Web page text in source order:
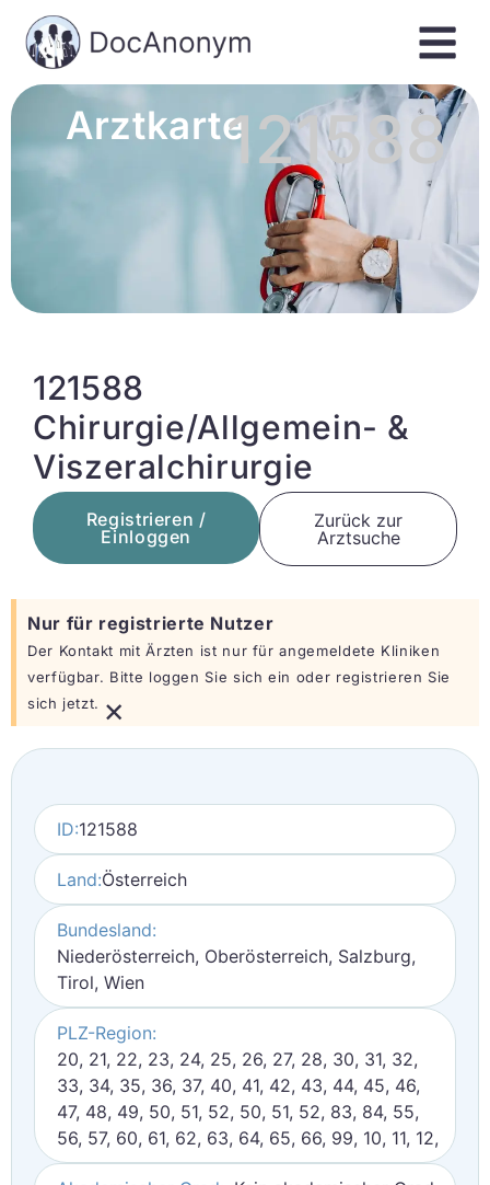
Arztkarte121588
121588
Chirurgie/Allgemein- &
Viszeralchirurgie
Registrieren /
Einloggen
Zurück zur
Arztsuche
Nur für registrierte Nutzer
Der Kontakt mit Ärzten ist nur für angemeldete Kliniken
verfügbar. Bitte loggen Sie sich ein oder registrieren Sie
sich jetzt. ×
ID:121588
Land:Österreich
Bundesland:
Niederösterreich, Oberösterreich, Salzburg,
Tirol, Wien
PLZ-Region:
20, 21, 22, 23, 24, 25, 26, 27, 28, 30, 31, 32,
33, 34, 35, 36, 37, 40, 41, 42, 43, 44, 45, 46,
47, 48, 49, 50, 51, 52, 50, 51, 52, 83, 84, 55,
56, 57, 60, 61, 62, 63, 64, 65, 66, 99, 10, 11, 12,